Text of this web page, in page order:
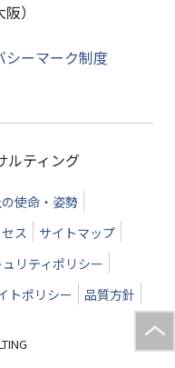
）
シーマーク制度
ルティング
使命・姿勢
ス
サイトマップ
リティポリシー
トポリシー 品質方針